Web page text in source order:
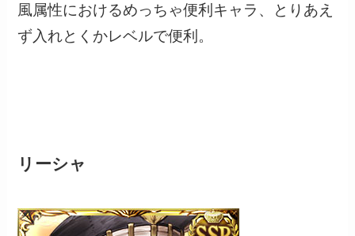
風属性におけるめっちゃ便利キャラ、とりあえ
ず入れとくかレベルで便利。
リーシャ